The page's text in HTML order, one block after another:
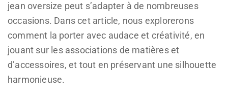
jean oversize peut s’adapter à de nombreuses
occasions. Dans cet article, nous explorerons
comment la porter avec audace et créativité, en
jouant sur les associations de matières et
d’accessoires, et tout en préservant une silhouette
harmonieuse.